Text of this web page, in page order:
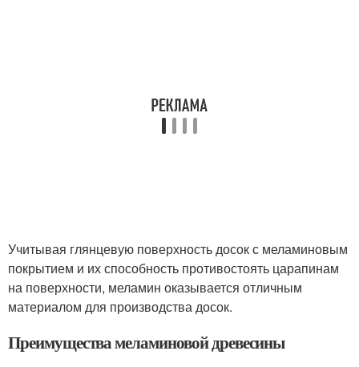
Учитывая глянцевую поверхность досок с меламиновым
покрытием и их способность противостоять царапинам
на поверхности, меламин оказывается отличным
материалом для производства досок.
Преимущества меламиновой древесины